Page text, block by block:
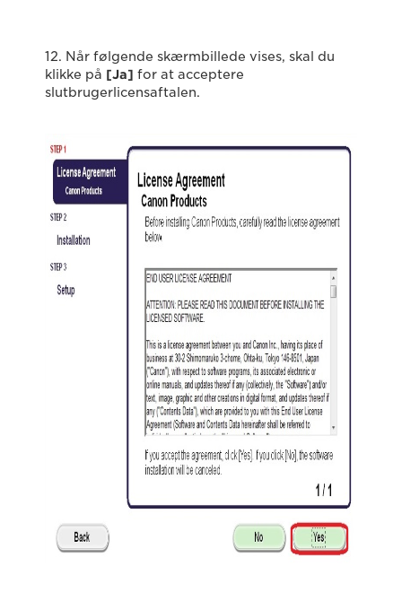
12. Når følgende skærmbillede vises, skal du
klikke på [Ja] for at acceptere
slutbrugerlicensaftalen.